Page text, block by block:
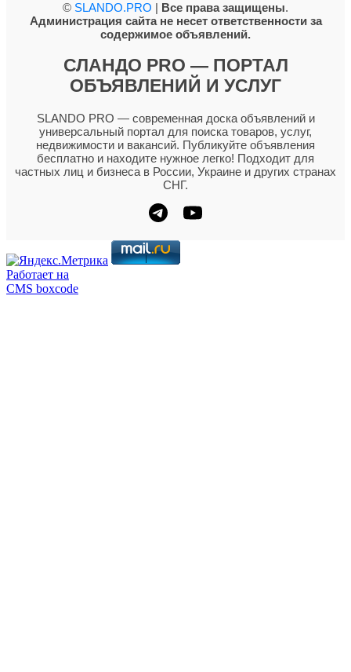
© SLANDO.PRO | Все права защищены.
Администрация сайта не несет ответственности за
содержимое объявлений.
СЛАНДО PRO — ПОРТАЛ
ОБЪЯВЛЕНИЙ И УСЛУГ
SLANDO PRO — современная доска объявлений и
универсальный портал для поиска товаров, услуг,
недвижимости и вакансий. Публикуйте объявления
бесплатно и находите нужное легко! Подходит для
частных лиц и бизнеса в России, Украине и других странах
СНГ.
Работает на
CMS boxcode